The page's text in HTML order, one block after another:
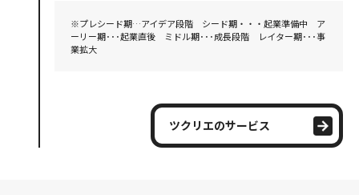
※プレシード期…アイデア段階 シード期・・・起業準備中 ア
ーリー期･･･起業直後 ミドル期･･･成長段階 レイター期･･･事
業拡大
ツクリエのサービス